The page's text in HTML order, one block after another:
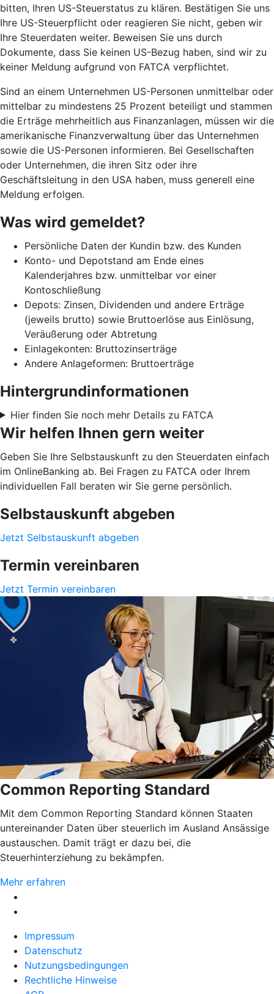
bitten, Ihren US-Steuerstatus zu klären. Bestätigen Sie uns
Ihre US-Steuerpflicht oder reagieren Sie nicht, geben wir
Ihre Steuerdaten weiter. Beweisen Sie uns durch
Dokumente, dass Sie keinen US-Bezug haben, sind wir zu
keiner Meldung aufgrund von FATCA verpflichtet.
Sind an einem Unternehmen US-Personen unmittelbar oder
mittelbar zu mindestens 25 Prozent beteiligt und stammen
die Erträge mehrheitlich aus Finanzanlagen, müssen wir die
amerikanische Finanzverwaltung über das Unternehmen
sowie die US-Personen informieren. Bei Gesellschaften
oder Unternehmen, die ihren Sitz oder ihre
Geschäftsleitung in den USA haben, muss generell eine
Meldung erfolgen.
Was wird gemeldet?
Persönliche Daten der Kundin bzw. des Kunden
Konto- und Depotstand am Ende eines
Kalenderjahres bzw. unmittelbar vor einer
Kontoschließung
Depots: Zinsen, Dividenden und andere Erträge
(jeweils brutto) sowie Bruttoerlöse aus Einlösung,
Veräußerung oder Abtretung
Einlagekonten: Bruttozinserträge
Andere Anlageformen: Bruttoerträge
Hintergrundinformationen
Hier finden Sie noch mehr Details zu FATCA
Wir helfen Ihnen gern weiter
Geben Sie Ihre Selbstauskunft zu den Steuerdaten einfach
im OnlineBanking ab. Bei Fragen zu FATCA oder Ihrem
individuellen Fall beraten wir Sie gerne persönlich.
Selbstauskunft abgeben
Jetzt Selbstauskunft abgeben
Termin vereinbaren
Jetzt Termin vereinbaren
Common Reporting Standard
Mit dem Common Reporting Standard können Staaten
untereinander Daten über steuerlich im Ausland Ansässige
austauschen. Damit trägt er dazu bei, die
Steuerhinterziehung zu bekämpfen.
Mehr erfahren
Impressum
Datenschutz
Nutzungsbedingungen
Rechtliche Hinweise